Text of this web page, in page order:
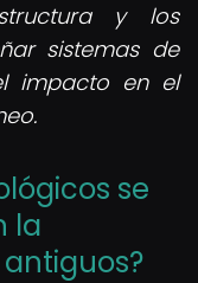
y los
sistemas de
impacto en el
se
la